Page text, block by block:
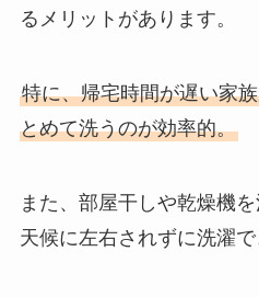
るメリットがあります。
特に、帰宅時間が遅い家
とめて洗うのが効率的。
また、部屋干しや乾燥機
天候に左右されずに洗濯で